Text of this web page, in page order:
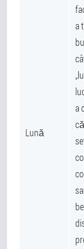
Lună
a
a